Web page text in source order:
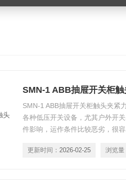
SMN-1 ABB抽屉开关柜
SMN-1 ABB抽屉开关柜触头夹紧
各种低压开关设备，尤其户外开
件影响，运作条件比较恶劣，很
发热而退火使压力降低，导致触
更新时间： 2026-02-25 浏览量